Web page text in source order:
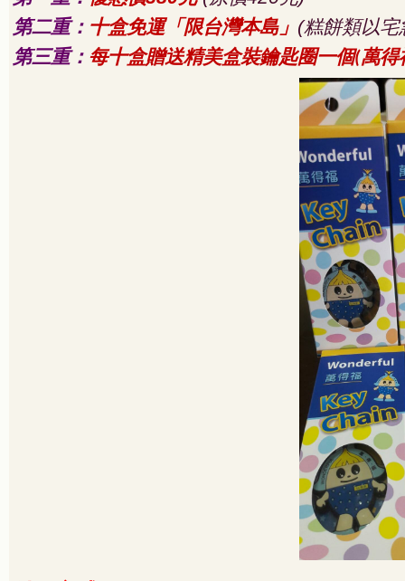
第二重： 十盒免運「限台灣本島」 (糕餅類以
第三重： 每十盒贈送精美盒裝鑰匙圈一個(萬得